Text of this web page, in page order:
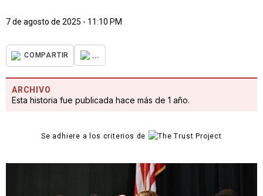
7 de agosto de 2025 - 11:10 PM
COMPARTIR ...
ARCHIVO
Esta historia fue publicada hace más de 1 año.
Se adhiere a los criterios de